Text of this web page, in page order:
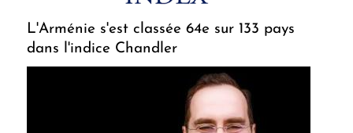
L'Arménie s'est classée 64e sur 133 pays
dans l'indice Chandler